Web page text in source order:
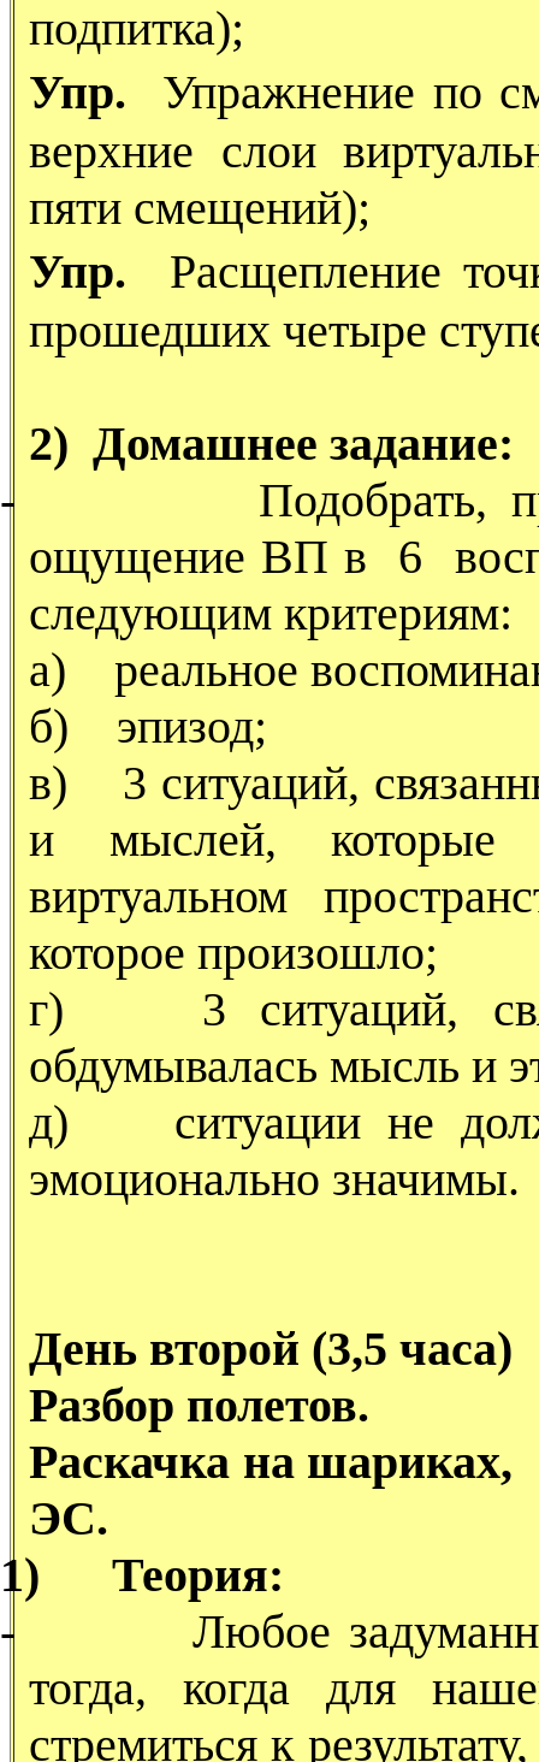
подпитка);
Упр. Упражнение по
верхние слои
пяти смещений);
Упр. Расщепление
прошедших четыре
2) Домашнее задание:
-
Подобрать,
ощущение ВП в 6
следующим критериям:
а) реальное
б) эпизод;
в) 3 ситуаций,
и мыслей, которые
виртуальном
которое произошло;
г) 3 ситуаций,
обдумывалась мысль и
д) ситуации не
эмоционально значимы.
День второй (3,5 часа)
Разбор полетов.
Раскачка на шариках,
ЭС.
1)
Теория:
-
Любое
тогда, когда для
стремиться к